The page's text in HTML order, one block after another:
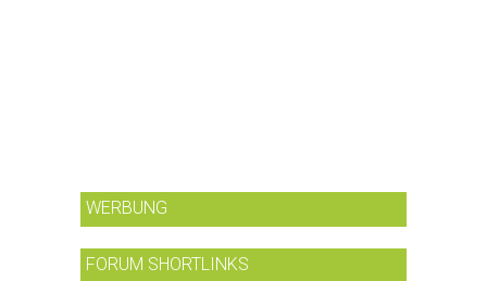
WERBUNG
FORUM SHORTLINKS